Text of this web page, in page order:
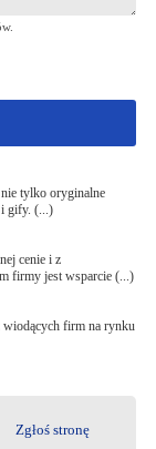
tylko oryginalne
i gify. (...)
cenie i z
firmy jest wsparcie (...)
wiodących firm na rynku
Zgłoś stronę